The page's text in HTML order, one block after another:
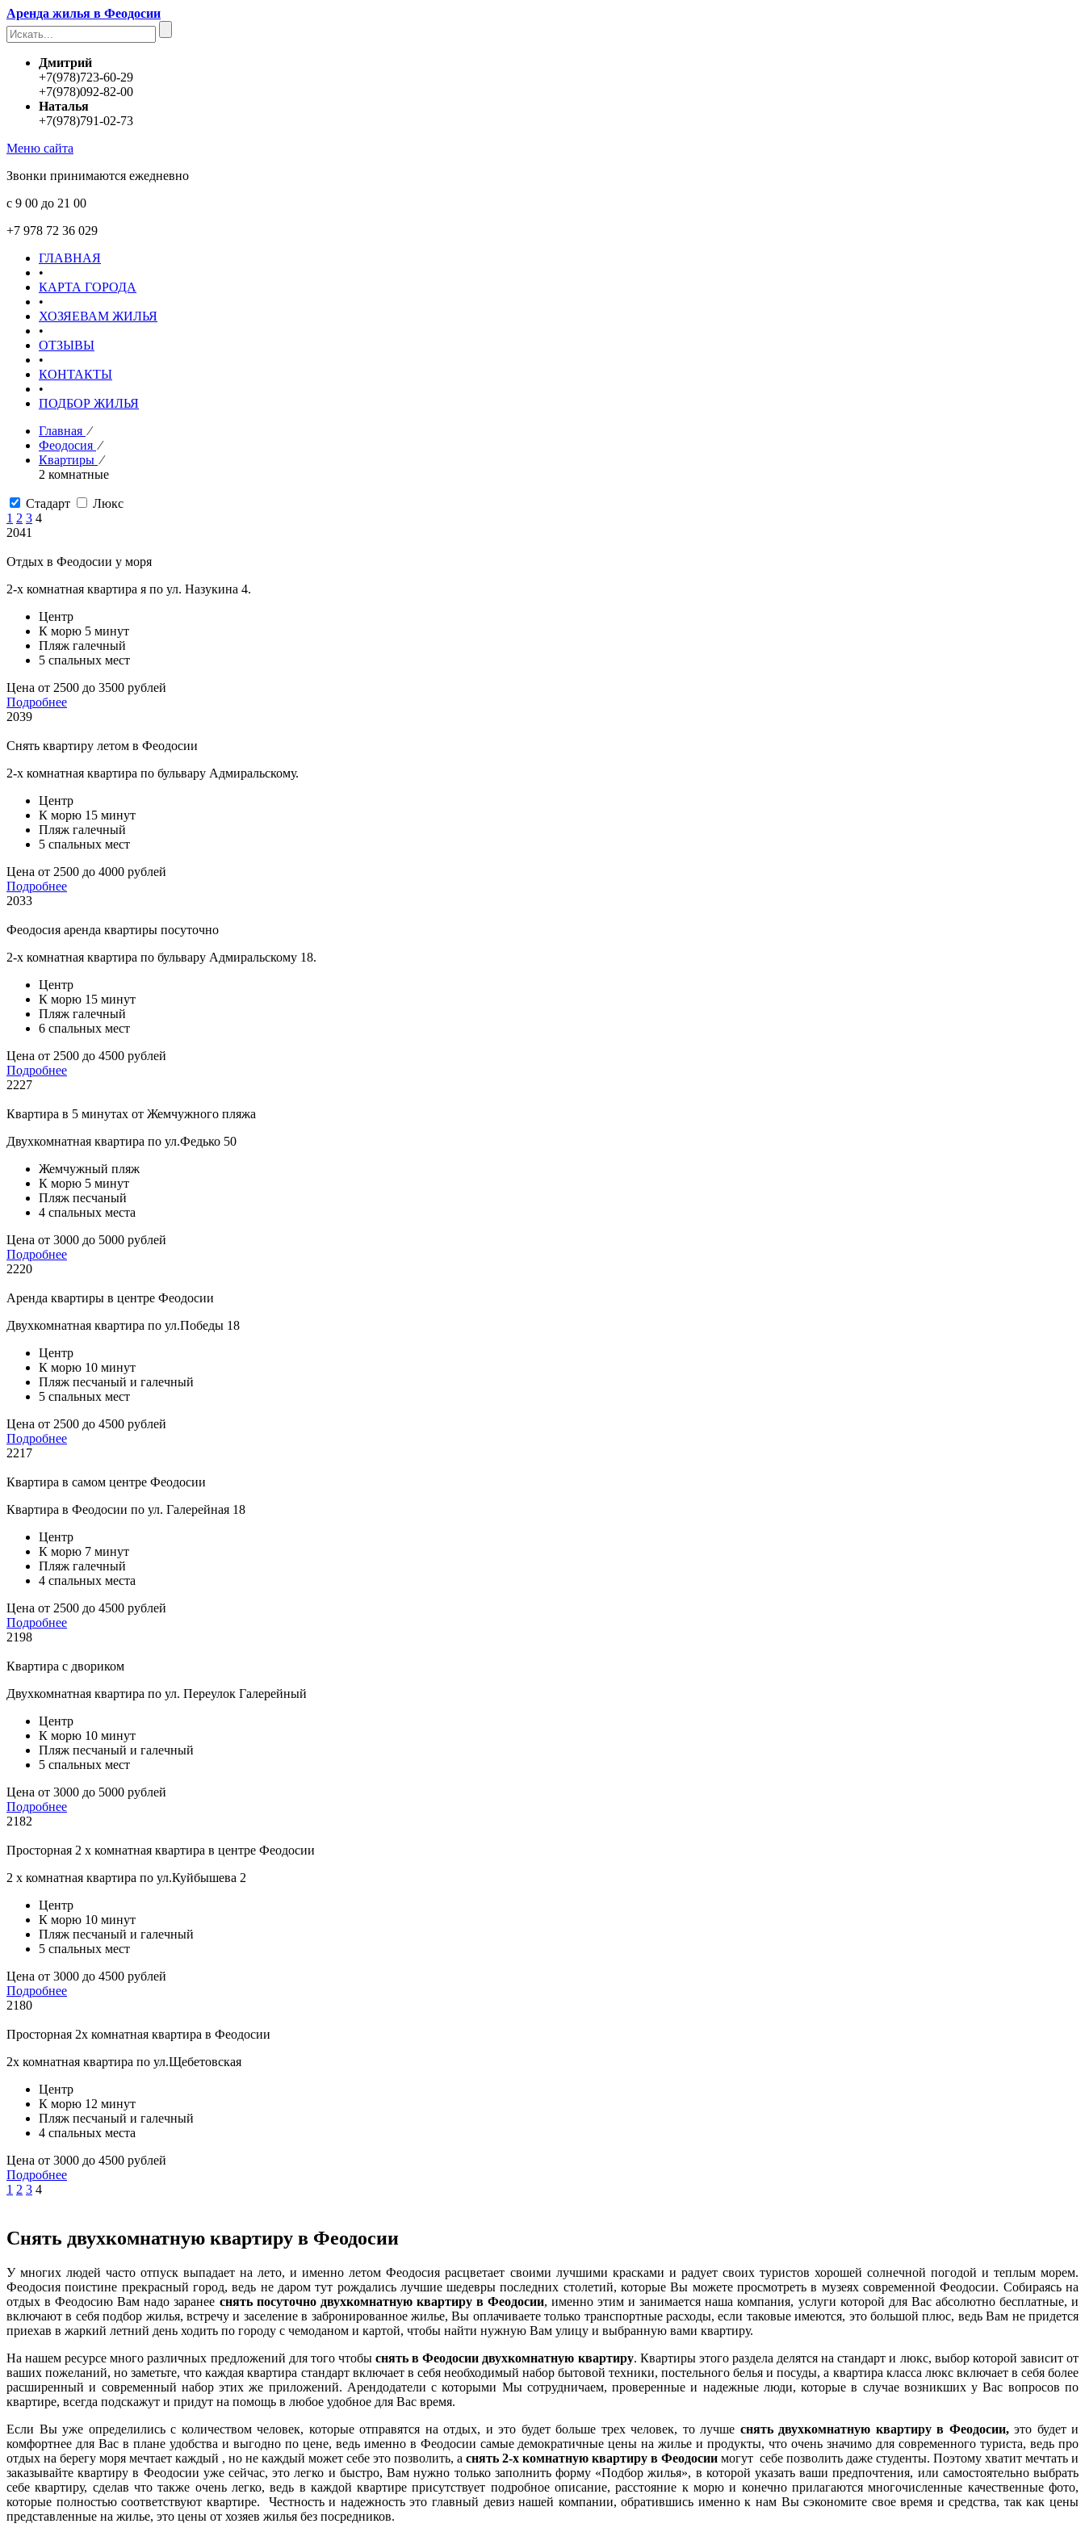
Аренда жилья в Феодосии
Дмитрий
+7(978)723-60-29
+7(978)092-82-00
Наталья
+7(978)791-02-73
Меню сайта
Звонки принимаются ежедневно
с 9 00 до 21 00
+7 978 72 36 029
ГЛАВНАЯ
•
КАРТА ГОРОДА
•
ХОЗЯЕВАМ ЖИЛЬЯ
•
ОТЗЫВЫ
•
КОНТАКТЫ
•
ПОДБОР ЖИЛЬЯ
Главная ⁄
Феодосия ⁄
Квартиры ⁄
2 комнатные
Стадарт
Люкс
1 2 3 4
2041
Отдых в Феодосии у моря
2-х комнатная квартира я по ул. Назукина 4.
Центр
К морю 5 минут
Пляж галечный
5 спальных мест
Цена от 2500 до 3500 рублей
Подробнее
2039
Снять квартиру летом в Феодосии
2-х комнатная квартира по бульвару Адмиральскому.
Центр
К морю 15 минут
Пляж галечный
5 спальных мест
Цена от 2500 до 4000 рублей
Подробнее
2033
Феодосия аренда квартиры посуточно
2-х комнатная квартира по бульвару Адмиральскому 18.
Центр
К морю 15 минут
Пляж галечный
6 спальных мест
Цена от 2500 до 4500 рублей
Подробнее
2227
Квартира в 5 минутах от Жемчужного пляжа
Двухкомнатная квартира по ул.Федько 50
Жемчужный пляж
К морю 5 минут
Пляж песчаный
4 спальных места
Цена от 3000 до 5000 рублей
Подробнее
2220
Аренда квартиры в центре Феодосии
Двухкомнатная квартира по ул.Победы 18
Центр
К морю 10 минут
Пляж песчаный и галечный
5 спальных мест
Цена от 2500 до 4500 рублей
Подробнее
2217
Квартира в самом центре Феодосии
Квартира в Феодосии по ул. Галерейная 18
Центр
К морю 7 минут
Пляж галечный
4 спальных места
Цена от 2500 до 4500 рублей
Подробнее
2198
Квартира с двориком
Двухкомнатная квартира по ул. Переулок Галерейный
Центр
К морю 10 минут
Пляж песчаный и галечный
5 спальных мест
Цена от 3000 до 5000 рублей
Подробнее
2182
Просторная 2 х комнатная квартира в центре Феодосии
2 х комнатная квартира по ул.Куйбышева 2
Центр
К морю 10 минут
Пляж песчаный и галечный
5 спальных мест
Цена от 3000 до 4500 рублей
Подробнее
2180
Просторная 2х комнатная квартира в Феодосии
2х комнатная квартира по ул.Щебетовская
Центр
К морю 12 минут
Пляж песчаный и галечный
4 спальных места
Цена от 3000 до 4500 рублей
Подробнее
1 2 3 4
Снять двухкомнатную квартиру в Феодосии
У многих людей часто отпуск выпадает на лето, и именно летом Феодосия расцветает своими лучшими красками и радует своих туристов хорошей солнечной погодой и теплым морем.
Феодосия поистине прекрасный город, ведь не даром тут рождались лучшие шедевры последних столетий, которые Вы можете просмотреть в музеях современной Феодосии. Собираясь на
отдых в Феодосию Вам надо заранее снять посуточно двухкомнатную квартиру в Феодосии, именно этим и занимается наша компания, услуги которой для Вас абсолютно бесплатные, и
включают в себя подбор жилья, встречу и заселение в забронированное жилье, Вы оплачиваете только транспортные расходы, если таковые имеются, это большой плюс, ведь Вам не придется
приехав в жаркий летний день ходить по городу с чемоданом и картой, чтобы найти нужную Вам улицу и выбранную вами квартиру.
На нашем ресурсе много различных предложений для того чтобыснять в Феодосии двухкомнатную квартиру. Квартиры этого раздела делятся на стандарт и люкс, выбор которой зависит от
ваших пожеланий, но заметьте, что каждая квартира стандарт включает в себя необходимый набор бытовой техники, постельного белья и посуды, а квартира класса люкс включает в себя более
расширенный и современный набор этих же приложений. Арендодатели с которыми Мы сотрудничаем, проверенные и надежные люди, которые в случае возникших у Вас вопросов по
квартире, всегда подскажут и придут на помощь в любое удобное для Вас время.
Если Вы уже определились с количеством человек, которые отправятся на отдых, и это будет больше трех человек, то лучше снять двухкомнатную квартиру в Феодосии, это будет и
комфортнее для Вас в плане удобства и выгодно по цене, ведь именно в Феодосии самые демократичные цены на жилье и продукты, что очень значимо для современного туриста, ведь про
отдых на берегу моря мечтает каждый , но не каждый может себе это позволить, а снять 2-х комнатную квартиру в Феодосии могут себе позволить даже студенты. Поэтому хватит мечтать и
заказывайте квартиру в Феодосии уже сейчас, это легко и быстро, Вам нужно только заполнить форму «Подбор жилья», в которой указать ваши предпочтения, или самостоятельно выбрать
себе квартиру, сделав что также очень легко, ведь в каждой квартире присутствует подробное описание, расстояние к морю и конечно прилагаются многочисленные качественные фото,
которые полностью соответствуют квартире. Честность и надежность это главный девиз нашей компании, обратившись именно к нам Вы сэкономите свое время и средства, так как цены
представленные на жилье, это цены от хозяев жилья без посредников.